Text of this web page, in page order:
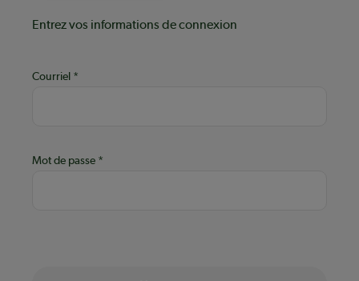
Entrez vos informations de connexion
Courriel
Mot de passe